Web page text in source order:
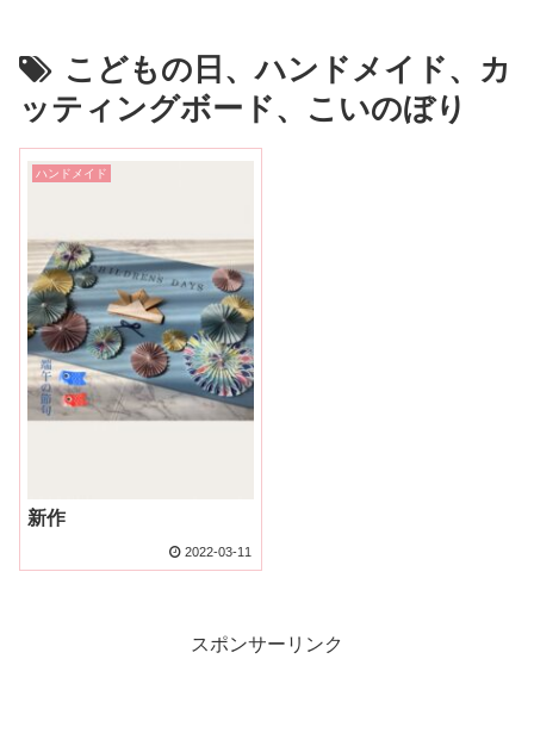
こどもの日、ハンドメイド、カ
ッティングボード、こいのぼり
ハンドメイド
新作
2022-03-11
スポンサーリンク